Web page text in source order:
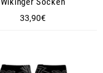
Normaler
33,90€